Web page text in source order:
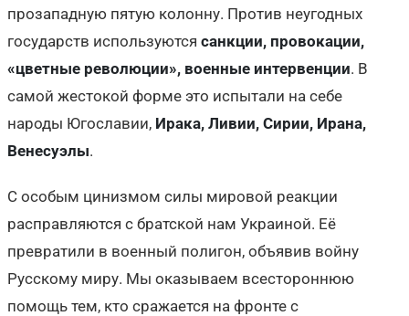
прозападную пятую колонну. Против неугодных
государств используются санкции, провокации,
«цветные революции», военные интервенции. В
самой жестокой форме это испытали на себе
народы Югославии, Ирака, Ливии, Сирии, Ирана,
Венесуэлы.
С особым цинизмом силы мировой реакции
расправляются с братской нам Украиной. Её
превратили в военный полигон, объявив войну
Русскому миру. Мы оказываем всестороннюю
помощь тем, кто сражается на фронте с